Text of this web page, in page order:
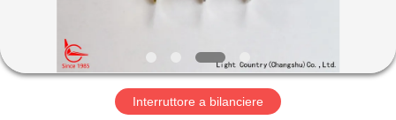
MOSTRA
VR
Interruttore a bilanciere